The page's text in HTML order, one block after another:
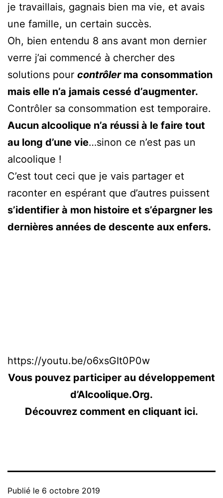
je travaillais, gagnais bien ma vie, et avais
une famille, un certain succès.
Oh, bien entendu 8 ans avant mon dernier
verre j’ai commencé à chercher des
solutions pour contrôler ma consommation
mais elle n’a jamais cessé d’augmenter.
Contrôler sa consommation est temporaire.
Aucun alcoolique n’a réussi à le faire tout
au long d’une vie…sinon ce n’est pas un
alcoolique !
C’est tout ceci que je vais partager et
raconter en espérant que d’autres puissent
s’identifier à mon histoire et s’épargner les
dernières années de descente aux enfers.
https://youtu.be/o6xsGIt0P0w
Vous pouvez participer au développement
d’Alcoolique.Org.
Découvrez comment en cliquant ici.
Publié le 6 octobre 2019